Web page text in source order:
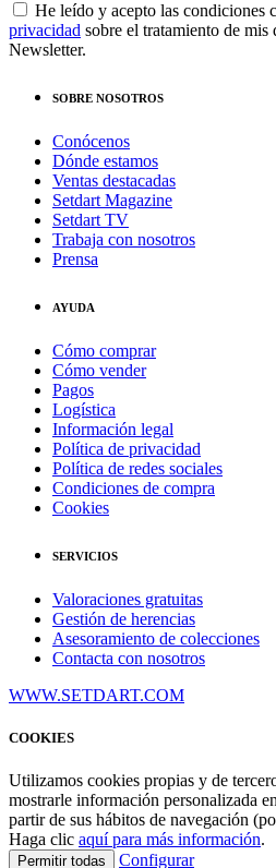
He leído y acepto las condiciones
privacidad sobre el tratamiento de mis
Newsletter.
SOBRE NOSOTROS
Conócenos
Dónde estamos
Ventas destacadas
Setdart Magazine
Setdart TV
Trabaja con nosotros
Prensa
AYUDA
Cómo comprar
Cómo vender
Pagos
Logística
Información legal
Política de privacidad
Política de redes sociales
Condiciones de compra
Cookies
SERVICIOS
Valoraciones gratuitas
Gestión de herencias
Asesoramiento de colecciones
Contacta con nosotros
WWW.SETDART.COM
COOKIES
Utilizamos cookies propias y de
mostrarle información personalizada
partir de sus hábitos de navegación
Haga clic aquí para más información.
Permitir todas Configurar